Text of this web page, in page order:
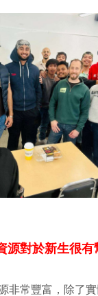
源對於新生很有
非常豐富，除了